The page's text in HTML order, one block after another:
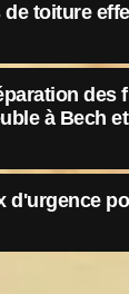
toiture
des
à Bech
d'urgence